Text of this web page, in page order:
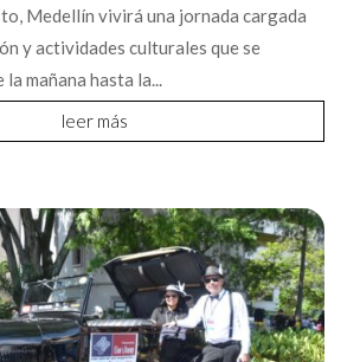
Medellín vivirá una jornada cargada
y actividades culturales que se
mañana hasta la...
leer más